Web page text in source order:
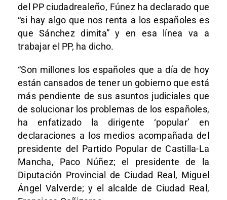
del PP ciudadrealeño, Fúnez ha declarado que
“si hay algo que nos renta a los españoles es
que Sánchez dimita” y en esa línea va a
trabajar el PP, ha dicho.
“Son millones los españoles que a día de hoy
están cansados de tener un gobierno que está
más pendiente de sus asuntos judiciales que
de solucionar los problemas de los españoles,
ha enfatizado la dirigente ‘popular’ en
declaraciones a los medios acompañada del
presidente del Partido Popular de Castilla-La
Mancha, Paco Núñez; el presidente de la
Diputación Provincial de Ciudad Real, Miguel
Ángel Valverde; y el alcalde de Ciudad Real,